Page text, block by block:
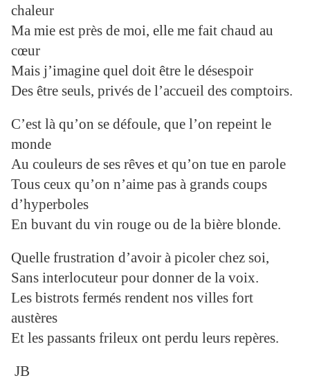
chaleur
Ma mie est près de moi, elle me fait chaud au
cœur
Mais j’imagine quel doit être le désespoir
Des être seuls, privés de l’accueil des comptoirs.
C’est là qu’on se défoule, que l’on repeint le
monde
Au couleurs de ses rêves et qu’on tue en parole
Tous ceux qu’on n’aime pas à grands coups
d’hyperboles
En buvant du vin rouge ou de la bière blonde.
Quelle frustration d’avoir à picoler chez soi,
Sans interlocuteur pour donner de la voix.
Les bistrots fermés rendent nos villes fort
austères
Et les passants frileux ont perdu leurs repères.
JB